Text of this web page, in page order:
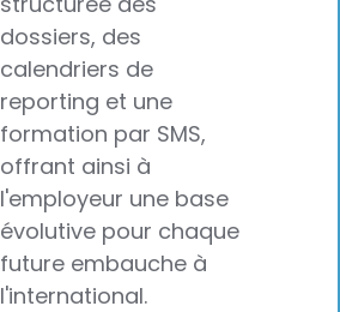
dossiers, des
calendriers de
reporting et une
formation par SMS,
offrant ainsi à
l'employeur une base
évolutive pour chaque
future embauche à
l'international.